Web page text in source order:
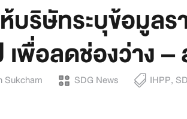
ริษัทระบุข้อมูลร
พื่อลดช่องว่าง –
Sukcham SDG News IHPP,